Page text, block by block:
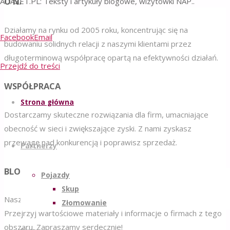
FacebookEmail
Przejdź do treści
Strona główna
Partnerzy
Pojazdy
Skup
Złomowanie
Działamy na rynku od 2005 roku, koncentrując się na
budowaniu solidnych relacji z naszymi klientami przez
długoterminową współpracę opartą na efektywności działań.
WSPÓŁPRACA
Dostarczamy skuteczne rozwiązania dla firm, umacniające
obecność w sieci i zwiększające zyski. Z nami zyskasz
przewagę nad konkurencją i poprawisz sprzedaż.
BLOG
Nasza blog jest źródłem wiedzy dla ciekawych danej branży.
Przejrzyj wartościowe materiały i informacje o firmach z tego
obszaru. Zapraszamy serdecznie!